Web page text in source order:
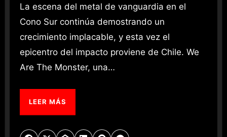
La escena del metal de vanguardia en el
Cono Sur continúa demostrando un
crecimiento implacable, y esta vez el
epicentro del impacto proviene de Chile. We
Are The Monster, una…
LEER MÁS